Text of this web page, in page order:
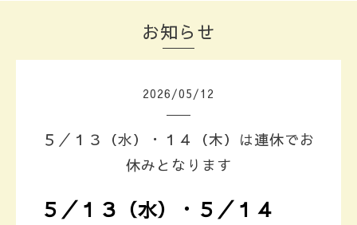
お知らせ
2026/05/12
５／１３（水）・１４（木）は連休でお
休みとなります
５／１３（水）・５／１４